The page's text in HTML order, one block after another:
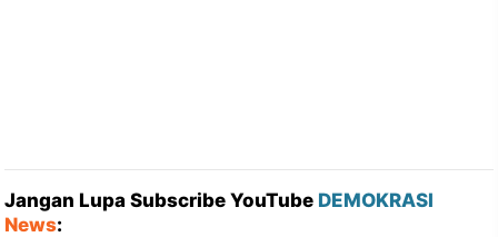
Jangan Lupa Subscribe YouTube DEMOKRASI
News: